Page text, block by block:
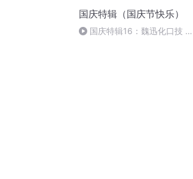
国庆特辑（国庆节快乐）
国庆特辑16：魏迅化口技 二